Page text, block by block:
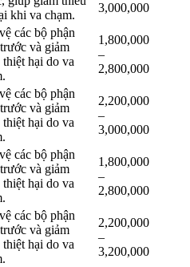
khi va chạm.
3,000,000
các bộ phận
và giảm
thiệt hại do va
1,800,000
–
2,800,000
các bộ phận
và giảm
thiệt hại do va
2,200,000
–
3,000,000
các bộ phận
và giảm
thiệt hại do va
1,800,000
–
2,800,000
các bộ phận
và giảm
thiệt hại do va
2,200,000
–
3,200,000